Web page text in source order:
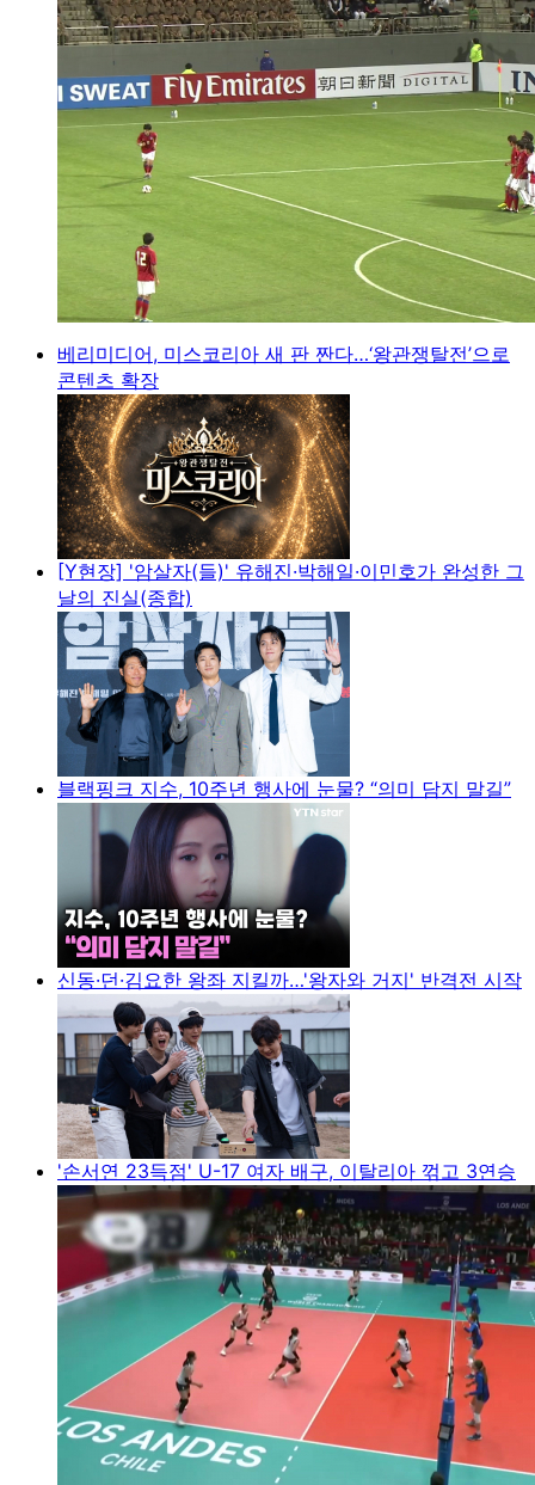
베리미디어, 미스코리아 새 판 짠다…‘왕관쟁탈전’으로
콘텐츠 확장
[Y현장] '암살자(들)' 유해진·박해일·이민호가 완성한 그
날의 진실(종합)
블랙핑크 지수, 10주년 행사에 눈물? “의미 담지 말길”
신동·던·김요한 왕좌 지킬까…'왕자와 거지' 반격전 시작
'손서연 23득점' U-17 여자 배구, 이탈리아 꺾고 3연승